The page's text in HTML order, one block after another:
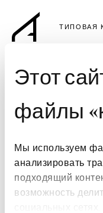
Этот
файлы
Мы используем
анализировать
подходящий
возможность
ТИПОВАЯ